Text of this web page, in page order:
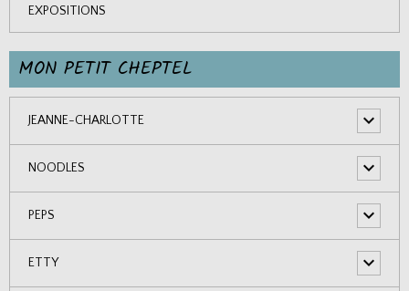
EXPOSITIONS
MON PETIT CHEPTEL
JEANNE-CHARLOTTE
NOODLES
PEPS
ETTY